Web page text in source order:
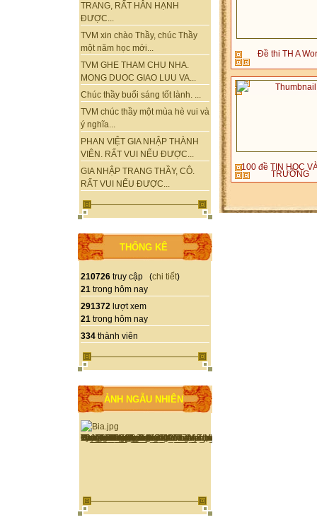
TRANG, RẤT HÂN HẠNH
ĐƯỢC...
TVM xin chào Thầy, chúc Thầy
một năm học mới...
TVM GHE THAM CHU NHA.
MONG DUOC GIAO LUU VA...
Chúc thầy buổi sáng tốt lành. ...
TVM chúc thầy một mùa hè vui và
ý nghĩa...
PHAN VIỆT GIA NHẬP THÀNH
VIÊN. RẤT VUI NẾU ĐƯỢC...
GIA NHẬP TRANG THẦY, CÔ.
RẤT VUI NẾU ĐƯỢC...
THỐNG KÊ
210726 truy cập (chi tiết)
21 trong hôm nay
291372 lượt xem
21 trong hôm nay
334 thành viên
ẢNH NGẪU NHIÊN
Đề thi TH A
100 đề TIN HOC
TRƯỜNG